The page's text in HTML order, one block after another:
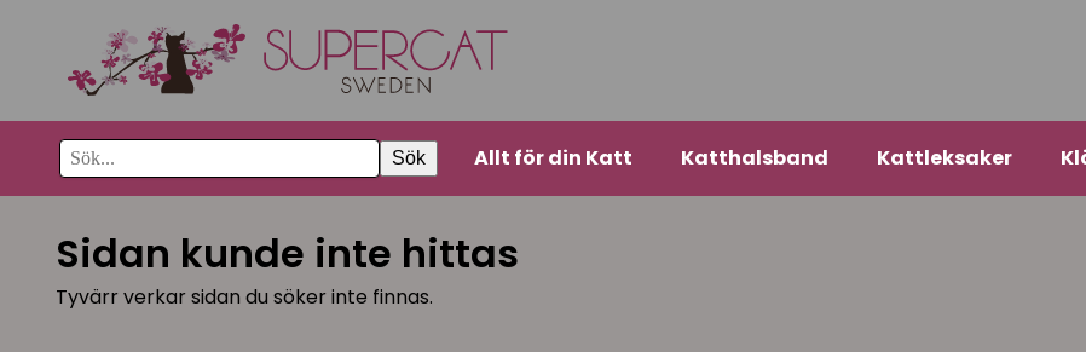
Sök Allt för din Katt Katthalsband Kattleksaker
Sidan kunde inte hittas
Tyvärr verkar sidan du söker inte finnas.